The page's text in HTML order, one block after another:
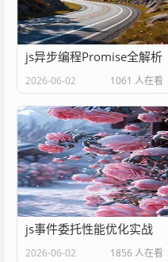
js异步编程Promise全解析
2026-06-02 1061 人在看
js事件委托性能优化实战
2026-06-02 1856 人在看